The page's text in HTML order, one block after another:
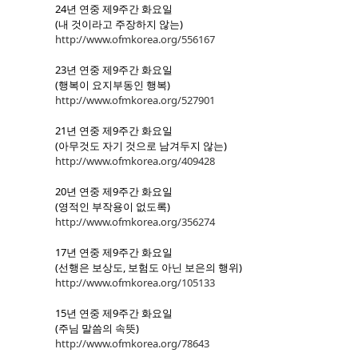
24년 연중 제9주간 화요일
(내 것이라고 주장하지 않는)
http://www.ofmkorea.org/556167
23년 연중 제9주간 화요일
(행복이 요지부동인 행복)
http://www.ofmkorea.org/527901
21년 연중 제9주간 화요일
(아무것도 자기 것으로 남겨두지 않는)
http://www.ofmkorea.org/409428
20년 연중 제9주간 화요일
(영적인 부작용이 없도록)
http://www.ofmkorea.org/356274
17년 연중 제9주간 화요일
(선행은 보상도, 보험도 아닌 보은의 행위)
http://www.ofmkorea.org/105133
15년 연중 제9주간 화요일
(주님 말씀의 속뜻)
http://www.ofmkorea.org/78643